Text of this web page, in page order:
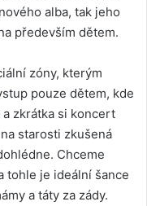
alba, tak jeho
především dětem.
zóny, kterým
pouze dětem, kde
zkrátka si koncert
starosti zkušená
Chceme
tohle je ideální šance
a táty za zády.